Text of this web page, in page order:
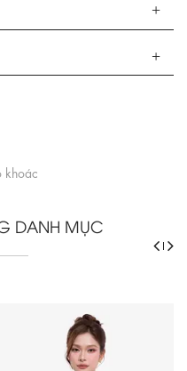
khoác
DANH MỤC